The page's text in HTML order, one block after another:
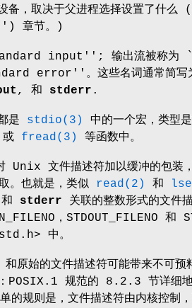
备，取决于父进程选择设置了什么
章节。)
input''; 输出流被称
error''。这些名词通常简写为
, 和 stderr .
是 stdio(3)
中的一个宏，类型
或 fread(3) 等函数中。
文件描述符加以缓冲的包装，
。也就是，类似
read(2) 和
stderr 关联的整数形式的文件
，STDOUT_FILENO 和
中。
原始的文件描述符可能带来不可预
POSIX.1 规范的 8.2.3 节详细地
的规则是，文件描述符由内核控